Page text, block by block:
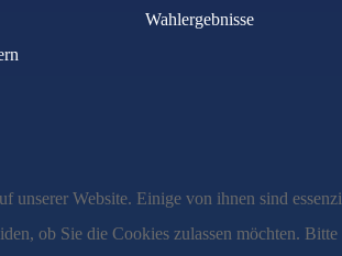
Wahlergebnisse
unserer Website. Einige von ihnen sind
ob Sie die Cookies zulassen möchten.